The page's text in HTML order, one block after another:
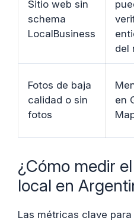
Sitio web sin
schema
LocalBusiness
del
Fotos de baja
calidad o sin
fotos
en
¿Cómo medir
local en
Las métricas clave